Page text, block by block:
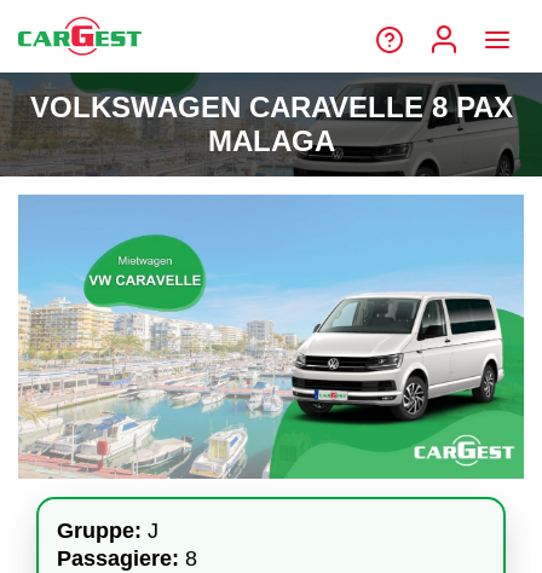
VOLKSWAGEN CARAVELLE 8 PAX
MALAGA
Gruppe: J
Passagiere: 8